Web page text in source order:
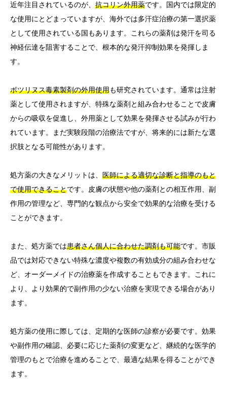
近年注目されているのが、 抗コリン外用薬です。国内では限定的
な使用にとどまっていますが、海外では多汗症治療の第一選択薬
として使用されている国もあります。これらの薬剤は発汗を司る
神経伝達を阻害することで、根本的な発汗抑制効果を発揮しま
す。
ボツリヌス毒素製剤の外用使用も研究されています。通常は注射
薬として使用されますが、特殊な薬剤と組み合わせることで皮膚
からの吸収を促進し、外用薬として効果を発揮させる試みが行わ
れています。まだ実験段階の治療法ですが、将来的には新たな選
択肢となる可能性があります。
処方薬の大きなメリットは、 医師による適切な診断と指導のもと
で使用できることです。皮膚の状態や他の薬剤との相互作用、副
作用の管理など、専門的な観点から安全で効果的な治療を受ける
ことができます。
また、処方薬では患者さん個人に合わせた調剤も可能です。市販
品では対応できない特殊な濃度や複数の有効成分の組み合わせな
ど、オーダーメイドの治療薬を作成することもできます。これに
より、より効果的で副作用の少ない治療を実現できる場合があり
ます。
処方薬の使用に際しては、定期的な医師の診察が必要です。効果
や副作用の確認、必要に応じた薬剤の変更など、継続的な医学的
管理のもとで治療を進めることで、最適な結果を得ることができ
ます。